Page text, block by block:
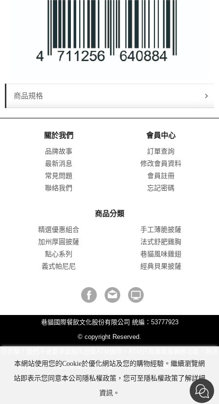
商品規格
關於我們
品牌故事
最新消息
常見問題
聯絡我們
會員中心
訂單查詢
修改會員資料
會員註冊
忘記密碼
商品分類
精選優惠組合
手工薄脆披薩
加州厚圓披薩
法式舒肥雞胸
點心系列
巷貓風味雞翅
義式帕尼尼
經典貝果披薩
巷貓國際餐飲文化股份有限公司 統編：53777923
© copyright Reserved.
解除分期付款或訂單錯誤問題。隨時可撥打165反詐騙諮詢專線。
本網站使用您的Cookie於優化網站及您的購物經驗。繼續瀏覽網
站即表示您同意本公司隱私權政策，您可至隱私權政策了解詳細
資訊。